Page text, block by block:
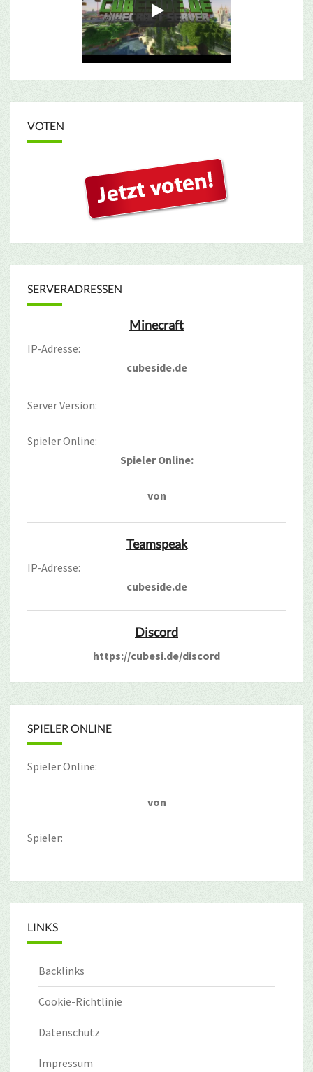
VOTEN
SERVERADRESSEN
Minecraft
IP-Adresse:
cubeside.de
Server Version:
Spieler Online:
Spieler Online:
von
Teamspeak
IP-Adresse:
cubeside.de
Discord
https://cubesi.de/discord
SPIELER ONLINE
Spieler Online:
von
Spieler:
LINKS
Backlinks
Cookie-Richtlinie
Datenschutz
Impressum